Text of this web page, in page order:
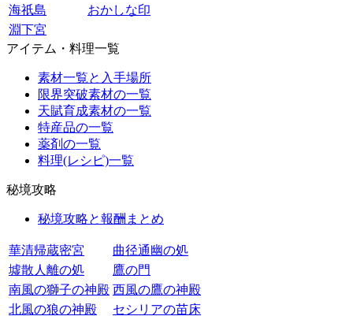
海祇島
おかしな印
淵下宮
アイテム・料理一覧
素材一覧と入手場所
限界突破素材の一覧
天賦育成素材の一覧
特産品の一覧
薬剤の一覧
料理(レシピ)一覧
秘境攻略
秘境攻略と報酬まとめ
華清帰蔵密宮
曲径通幽の処
墟散人離の処
鷹の門
南風の獅子の神殿 西風の鷹の神殿
北風の狼の神殿
セシリアの苗床